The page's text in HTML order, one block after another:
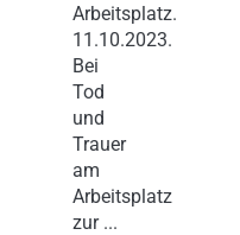
Arbeitsplatz.
11.10.2023.
Bei
Tod
und
Trauer
am
Arbeitsplatz
zur ...